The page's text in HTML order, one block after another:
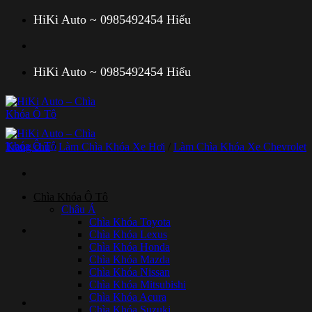
HiKi Auto ~ 0985492454 Hiếu
HiKi Auto ~ 0985492454 Hiếu
Chìa Khóa Ô Tô
Châu Á
Chìa Khóa Toyota
Chìa Khóa Lexus
Chìa Khóa Honda
Chìa Khóa Mazda
Chìa Khóa Nissan
Chìa Khóa Mitsubishi
Chìa Khóa Acura
Chìa Khóa Suzuki
Trang chủ / Làm Chìa Khóa Xe Hơi Làm Chìa Khóa Xe Chevrolet